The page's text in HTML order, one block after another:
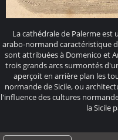
La cathédrale de Palerme est
arabo-normand caractéristique
sont attribuées à Domenico et
trois grands arcs surmontés
aperçoit en arrière plan les
normande de Sicile, ou
l'influence des cultures
la Sicile